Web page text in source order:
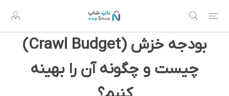
بودجه خزش (Crawl Budget)
چیست و چگونه آن را بهینه